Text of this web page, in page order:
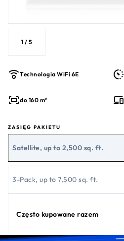
1 / 5
Technologia WiFi 6E
do 160 m²
ZASIĘG PAKIETU
Satellite, up to 2,500 sq. ft.
3-Pack, up to 7,500 sq. ft.
Często kupowane razem